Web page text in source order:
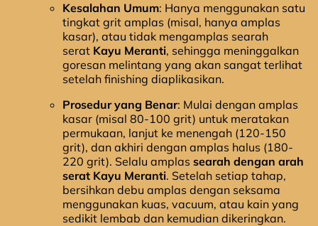
Kesalahan Umum: Hanya menggunakan satu
tingkat grit amplas (misal, hanya amplas
kasar), atau tidak mengamplas searah
serat Kayu Meranti, sehingga meninggalkan
goresan melintang yang akan sangat terlihat
setelah finishing diaplikasikan.
Prosedur yang Benar: Mulai dengan amplas
kasar (misal 80-100 grit) untuk meratakan
permukaan, lanjut ke menengah (120-150
grit), dan akhiri dengan amplas halus (180-
220 grit). Selalu amplas searah dengan arah
serat Kayu Meranti. Setelah setiap tahap,
bersihkan debu amplas dengan seksama
menggunakan kuas, vacuum, atau kain yang
sedikit lembab dan kemudian dikeringkan.